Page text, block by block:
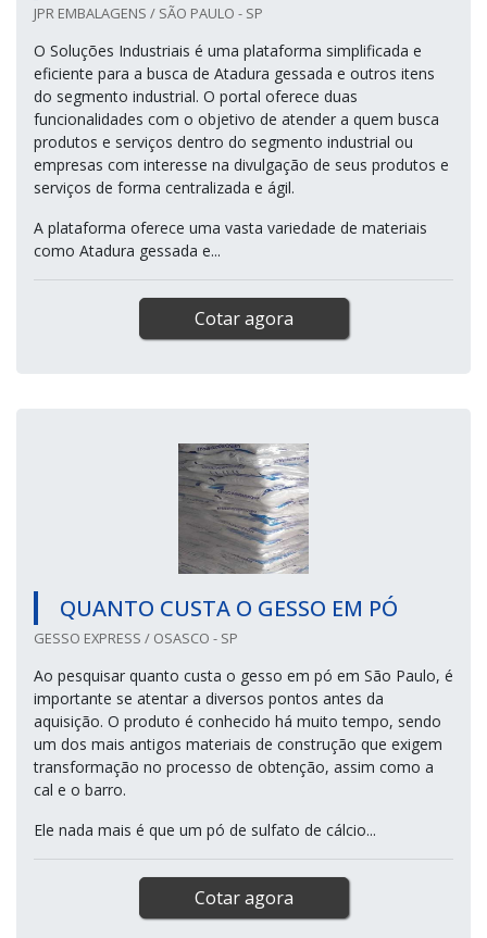
JPR EMBALAGENS / SÃO PAULO - SP
O Soluções Industriais é uma plataforma simplificada e
eficiente para a busca de Atadura gessada e outros itens
do segmento industrial. O portal oferece duas
funcionalidades com o objetivo de atender a quem busca
produtos e serviços dentro do segmento industrial ou
empresas com interesse na divulgação de seus produtos e
serviços de forma centralizada e ágil.
A plataforma oferece uma vasta variedade de materiais
como Atadura gessada e...
Cotar agora
QUANTO CUSTA O GESSO EM PÓ
GESSO EXPRESS / OSASCO - SP
Ao pesquisar quanto custa o gesso em pó em São Paulo, é
importante se atentar a diversos pontos antes da
aquisição. O produto é conhecido há muito tempo, sendo
um dos mais antigos materiais de construção que exigem
transformação no processo de obtenção, assim como a
cal e o barro.
Ele nada mais é que um pó de sulfato de cálcio...
Cotar agora